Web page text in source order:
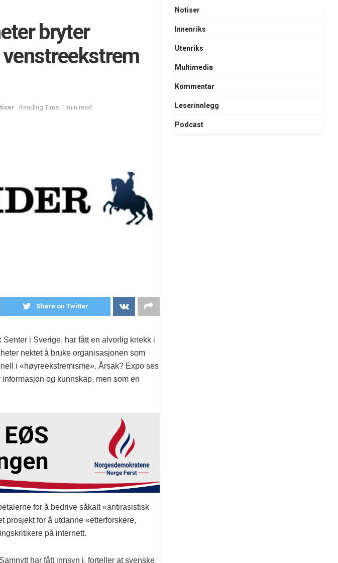
bryter
Reading Time: 1 min read
Share on Twitter
i Sverige, har fått en alvorlig knekk i
nektet å bruke organisasjonen som
i «høyreekstremisme». Årsak? Expo ses
og kunnskap, men som en
for å bedrive såkalt «antirasistisk
prosjekt for å utdanne «etterforskere,
på internett.
har fått innsyn i, forteller at svenske
Notiser
Innenriks
Utenriks
Multimedia
Kommentar
Leserinnlegg
Podcast